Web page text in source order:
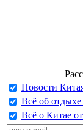
Новости
Всё об
Всё о Китае